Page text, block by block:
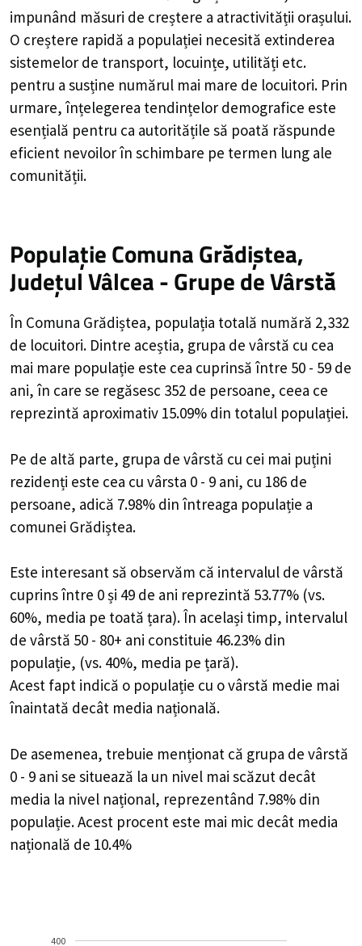
impunând măsuri de creștere a atractivității orașului.
O creștere rapidă a populației necesită extinderea
sistemelor de transport, locuințe, utilități etc.
pentru a susține numărul mai mare de locuitori. Prin
urmare, înțelegerea tendințelor demografice este
esențială pentru ca autoritățile să poată răspunde
eficient nevoilor în schimbare pe termen lung ale
comunității.
Populație Comuna Grădiștea,
Județul Vâlcea - Grupe de Vârstă
În Comuna Grădiștea, populația totală numără 2,332
de locuitori. Dintre aceștia, grupa de vârstă cu cea
mai mare populație este cea cuprinsă între 50 - 59 de
ani, în care se regăsesc 352 de persoane, ceea ce
reprezintă aproximativ 15.09% din totalul populației.
Pe de altă parte, grupa de vârstă cu cei mai puțini
rezidenți este cea cu vârsta 0 - 9 ani, cu 186 de
persoane, adică 7.98% din întreaga populație a
comunei Grădiștea.
Este interesant să observăm că intervalul de vârstă
cuprins între 0 și 49 de ani reprezintă 53.77% (vs.
60%, media pe toată țara). În același timp, intervalul
de vârstă 50 - 80+ ani constituie 46.23% din
populație, (vs. 40%, media pe țară).
Acest fapt indică o populație cu o vârstă medie mai
înaintată decât media națională.
De asemenea, trebuie menționat că grupa de vârstă
0 - 9 ani se situează la un nivel mai scăzut decât
media la nivel național, reprezentând 7.98% din
populație. Acest procent este mai mic decât media
națională de 10.4%
400